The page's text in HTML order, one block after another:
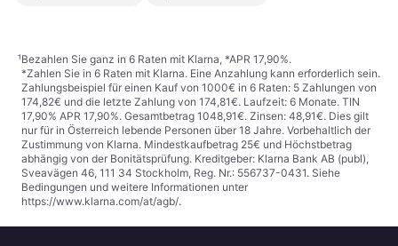
¹Bezahlen Sie ganz in 6 Raten mit Klarna, *APR 17,90%.
*Zahlen Sie in 6 Raten mit Klarna. Eine Anzahlung kann erforderlich sein.
Zahlungsbeispiel für einen Kauf von 1000€ in 6 Raten: 5 Zahlungen von
174,82€ und die letzte Zahlung von 174,81€. Laufzeit: 6 Monate. TIN
17,90% APR 17,90%. Gesamtbetrag 1048,91€. Zinsen: 48,91€. Dies gilt
nur für in Österreich lebende Personen über 18 Jahre. Vorbehaltlich der
Zustimmung von Klarna. Mindestkaufbetrag 25€ und Höchstbetrag
abhängig von der Bonitätsprüfung. Kreditgeber: Klarna Bank AB (publ),
Sveavägen 46, 111 34 Stockholm, Reg. Nr.: 556737-0431. Siehe
Bedingungen und weitere Informationen unter
https://www.klarna.com/at/agb/.